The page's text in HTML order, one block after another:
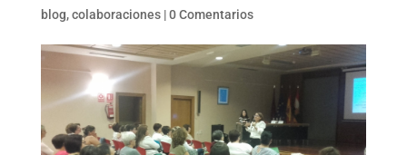
blog,colaboraciones|0 Comentarios